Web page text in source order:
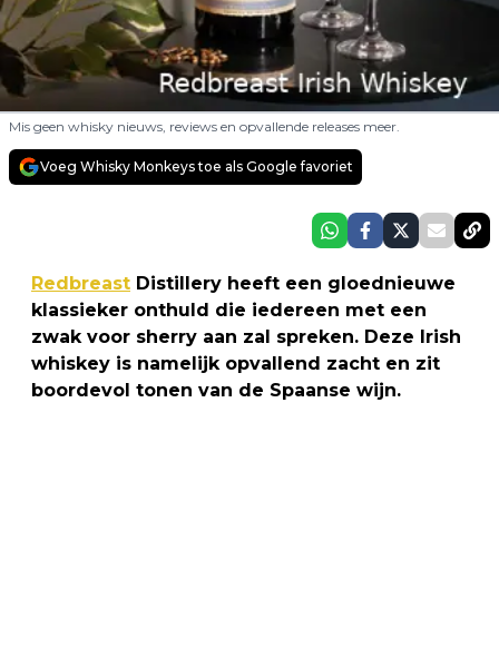
Mis geen whisky nieuws, reviews en opvallende releases meer.
Voeg Whisky Monkeys toe als Google favoriet
Redbreast Distillery heeft een gloednieuwe
klassieker onthuld die iedereen met een
zwak voor sherry aan zal spreken. Deze Irish
whiskey is namelijk opvallend zacht en zit
boordevol tonen van de Spaanse wijn.